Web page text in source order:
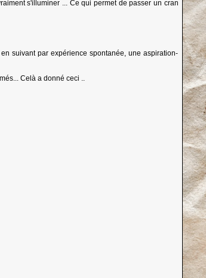
s'illuminer ... Ce qui permet de passer un cran
suivant par expérience spontanée, une aspiration-
Celà a donné ceci ..